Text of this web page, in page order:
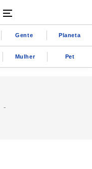
Gente Planeta
Mulher Pet